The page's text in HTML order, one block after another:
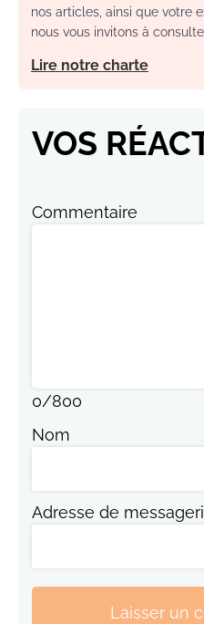
nos articles, ainsi que votre
nous vous invitons à
Lire notre charte
VOS
Commentaire
0/800
Nom
Adresse de
Laisser un